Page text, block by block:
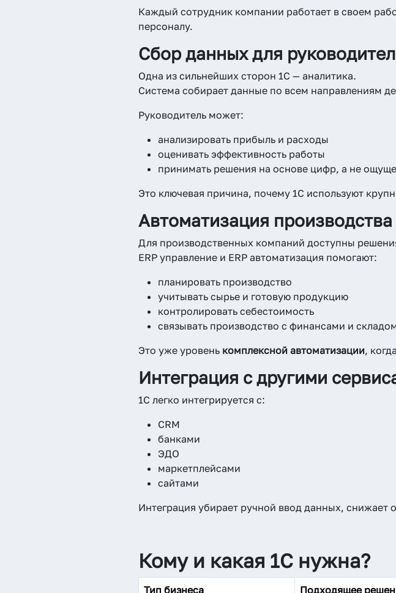
Каждый сотрудник компании работает в своем
персоналу.
Сбор данных для
Одна из сильнейших сторон 1С — аналитика.
Система собирает данные по всем направлениям
Руководитель может:
анализировать прибыль и расходы
оценивать эффективность работы
принимать решения на основе цифр, а не
Это ключевая причина, почему 1С используют
Автоматизация производства
Для производственных компаний доступны
ERP управление и ERP автоматизация помогают:
планировать производство
учитывать сырье и готовую продукцию
контролировать себестоимость
связывать производство с финансами и
Это уже уровень комплексной автоматизации,
Интеграция с другими
1С легко интегрируется с:
CRM
банками
ЭДО
маркетплейсами
сайтами
Интеграция убирает ручной ввод данных, снижает
Кому и какая 1С нужна?
Тип бизнеса Подходящее